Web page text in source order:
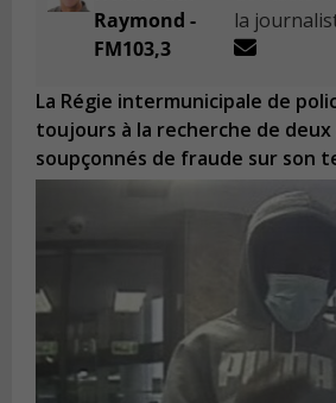
Raymond -
FM103,3
la
La Régie intermunicipale de
toujours à la recherche de deux
soupçonnés de fraude sur son